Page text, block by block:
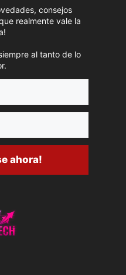
consejos
realmente vale la
al tanto de lo
ahora!